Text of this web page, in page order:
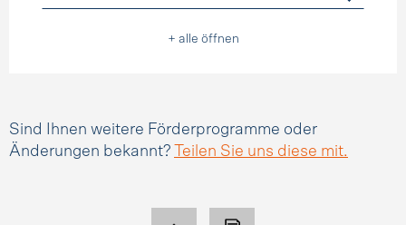
+ alle öffnen
Sind Ihnen weitere Förderprogramme oder
Änderungen bekannt?
Teilen Sie uns diese mit.